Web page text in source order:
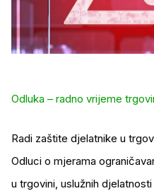
Odluka – radno vrijeme
Radi zaštite djelatnike u
Odluci o mjerama
u trgovini, uslužnih